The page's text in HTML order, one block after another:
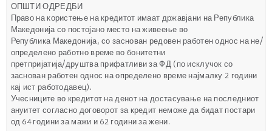
ОПШТИ ОДРЕДБИ
Право на користење на кредитот имаат државјани на Република
Македонија со постојано место на живеење во
Република Македонија, со заснован редовен работен однос на не/
определено работно време во бонитетни
претпријатија/друштва прифатливи за ФД (по исклучок со
заснован работен однос на определено време најмалку 2 години
кај ист работодавец).
Учесниците во кредитот на денот на достасување на последниот
ануитет согласно договорот за кредит неможе да бидат постари
од 64 години за мажи и 62 години за жени.